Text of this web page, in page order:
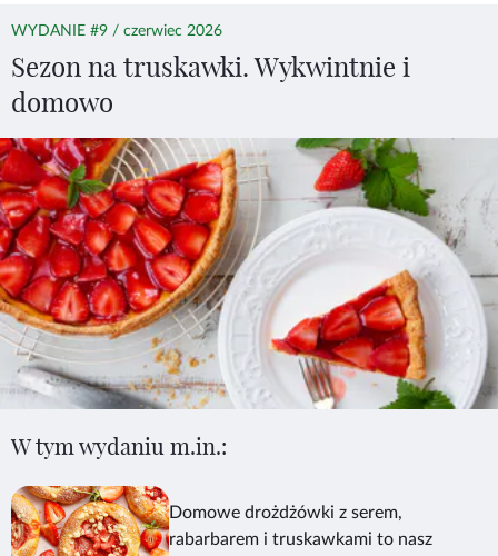
WYDANIE #9 / czerwiec 2026
Sezon na truskawki. Wykwintnie i
domowo
W tym wydaniu m.in.:
Domowe drożdżówki z serem,
rabarbarem i truskawkami to nasz